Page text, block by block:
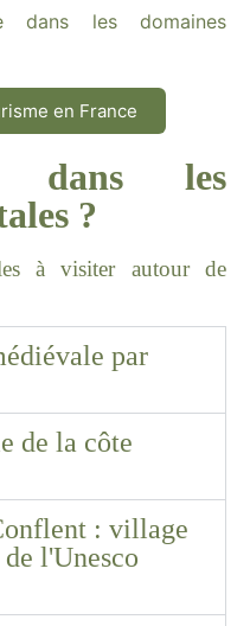
dans les domaines
en France
dans les
?
à visiter autour de
par
de la côte
: village
l'Unesco